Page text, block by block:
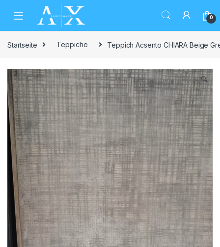
Skip to navigation
Skip to content
0
Startseite Teppiche Teppich Acsento CHIARA Beige
🔍